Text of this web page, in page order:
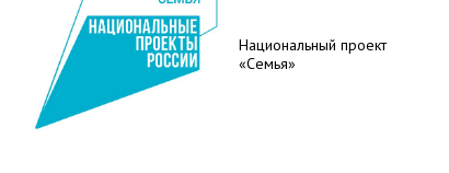
Национальный проект
«Семья»